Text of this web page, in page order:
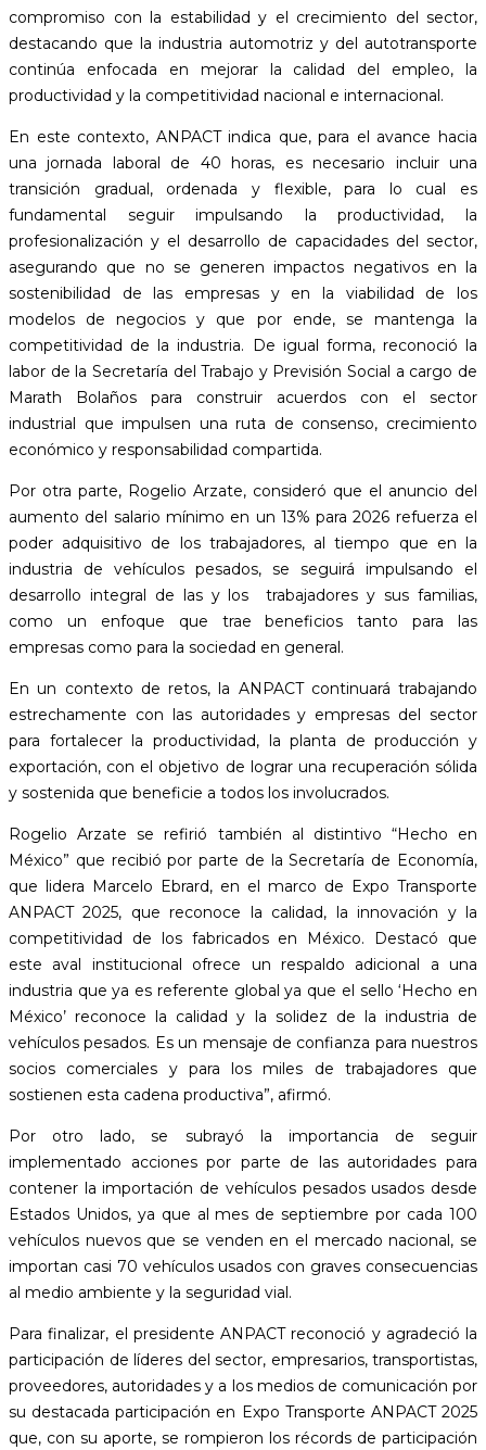
compromiso con la estabilidad y el crecimiento del sector,
destacando que la industria automotriz y del autotransporte
continúa enfocada en mejorar la calidad del empleo, la
productividad y la competitividad nacional e internacional.
En este contexto, ANPACT indica que, para el avance hacia
una jornada laboral de 40 horas, es necesario incluir una
transición gradual, ordenada y flexible, para lo cual es
fundamental seguir impulsando la productividad, la
profesionalización y el desarrollo de capacidades del sector,
asegurando que no se generen impactos negativos en la
sostenibilidad de las empresas y en la viabilidad de los
modelos de negocios y que por ende, se mantenga la
competitividad de la industria. De igual forma, reconoció la
labor de la Secretaría del Trabajo y Previsión Social a cargo de
Marath Bolaños para construir acuerdos con el sector
industrial que impulsen una ruta de consenso, crecimiento
económico y responsabilidad compartida.
Por otra parte, Rogelio Arzate, consideró que el anuncio del
aumento del salario mínimo en un 13% para 2026 refuerza el
poder adquisitivo de los trabajadores, al tiempo que en la
industria de vehículos pesados, se seguirá impulsando el
desarrollo integral de las y los trabajadores y sus familias,
como un enfoque que trae beneficios tanto para las
empresas como para la sociedad en general.
En un contexto de retos, la ANPACT continuará trabajando
estrechamente con las autoridades y empresas del sector
para fortalecer la productividad, la planta de producción y
exportación, con el objetivo de lograr una recuperación sólida
y sostenida que beneficie a todos los involucrados.
Rogelio Arzate se refirió también al distintivo “Hecho en
México” que recibió por parte de la Secretaría de Economía,
que lidera Marcelo Ebrard, en el marco de Expo Transporte
ANPACT 2025, que reconoce la calidad, la innovación y la
competitividad de los fabricados en México. Destacó que
este aval institucional ofrece un respaldo adicional a una
industria que ya es referente global ya que el sello ‘Hecho en
México’ reconoce la calidad y la solidez de la industria de
vehículos pesados. Es un mensaje de confianza para nuestros
socios comerciales y para los miles de trabajadores que
sostienen esta cadena productiva”, afirmó.
Por otro lado, se subrayó la importancia de seguir
implementado acciones por parte de las autoridades para
contener la importación de vehículos pesados usados desde
Estados Unidos, ya que al mes de septiembre por cada 100
vehículos nuevos que se venden en el mercado nacional, se
importan casi 70 vehículos usados con graves consecuencias
al medio ambiente y la seguridad vial.
Para finalizar, el presidente ANPACT reconoció y agradeció la
participación de líderes del sector, empresarios, transportistas,
proveedores, autoridades y a los medios de comunicación por
su destacada participación en Expo Transporte ANPACT 2025
que, con su aporte, se rompieron los récords de participación